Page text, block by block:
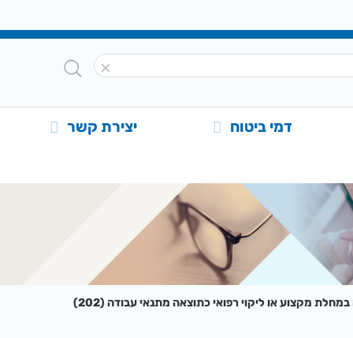
דמי ביטוח יצירת קשר
מקצוע או ליקוי רפואי כתוצאה מתנאי עבודה (202)